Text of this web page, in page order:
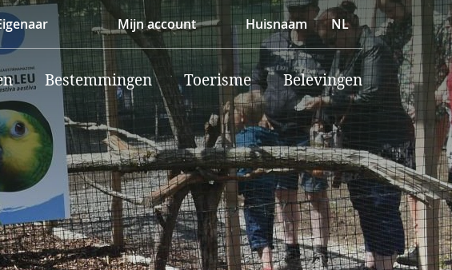
Mijn account Huisnaam NL
Bestemmingen Toerisme Belevingen